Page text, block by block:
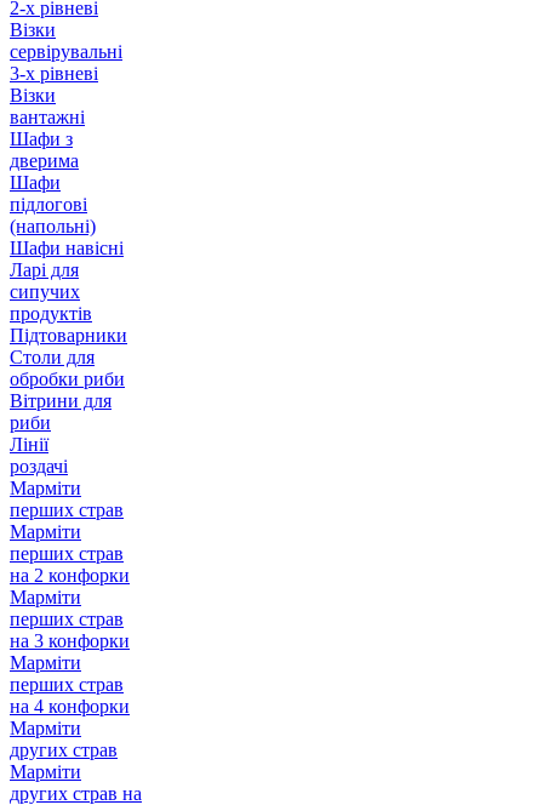
2-х рівневі
Візки
сервірувальні
3-х рівневі
Візки
вантажні
Шафи з
дверима
Шафи
підлогові
(напольні)
Шафи навісні
Ларі для
сипучих
продуктів
Підтоварники
Столи для
обробки риби
Вітрини для
риби
Лінії
роздачі
Марміти
перших страв
Марміти
перших страв
на 2 конфорки
Марміти
перших страв
на 3 конфорки
Марміти
перших страв
на 4 конфорки
Марміти
других страв
Марміти
других страв на